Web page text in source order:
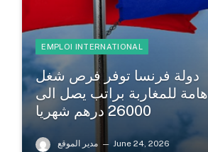
EMPLOI INTERNATIONAL
دولة فرنسا توفر فرص شغل
هامة للمغاربة براتب يصل الى
26000 درهم شهريا
مدير الموقع June 24, 2026